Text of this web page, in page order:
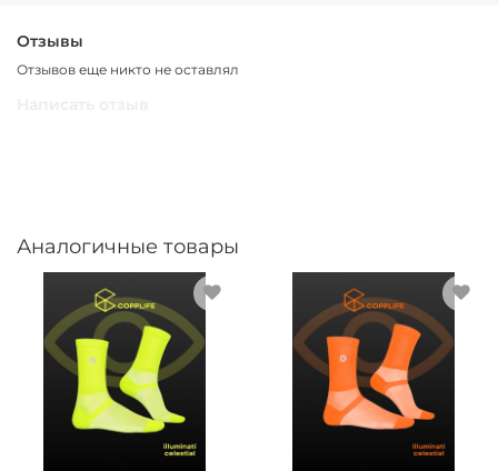
Отзывы
Отзывов еще никто не оставлял
Аналогичные товары